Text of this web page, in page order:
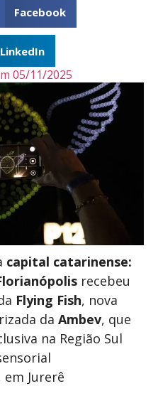
Facebook
LinkedIn
05/11/2025
capital catarinense:
recebeu
Flying Fish, nova
da Ambev, que
na Região Sul
Jurerê